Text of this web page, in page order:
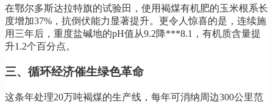
在鄂尔多斯达拉特旗的试验田，使用褐煤有机肥的玉米根系长
度增加37%，抗倒伏能力显著提升。更令人惊喜的是，连续施
用三年后，重度盐碱地的pH值从9.2降***8.1，有机质含量提
升1.2个百分点。
三、循环经济催生绿色革命
这条年处理20万吨褐煤的生产线，每年可消纳周边300公里范